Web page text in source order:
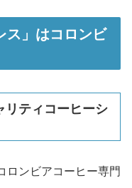
ス」はコロンビ
リティコーヒーシ
ロンビアコーヒー専門